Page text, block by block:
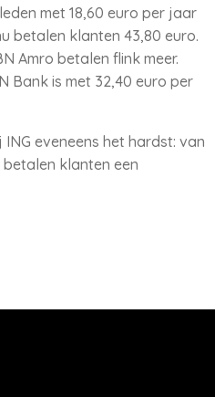
met 18,60 euro per jaar
betalen klanten 43,80 euro.
Amro betalen flink meer.
Bank is met 32,40 euro per
eveneens het hardst: van
betalen klanten een